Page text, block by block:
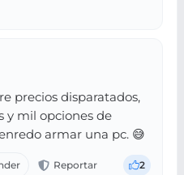
precios disparatados,
y mil opciones de
armar una pc. 😅
2